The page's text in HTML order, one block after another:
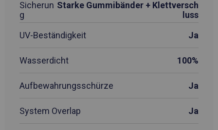
Sicherun
g
Starke Gummibänder + Klettversch
luss
UV-Beständigkeit
Ja
Wasserdicht 100%
Aufbewahrungsschürze Ja
System Overlap Ja